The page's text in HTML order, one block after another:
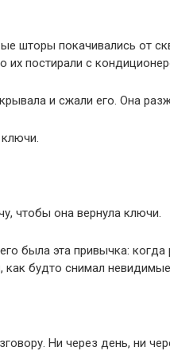
шторы покачивались от
их постирали с
и сжали его. Она
чтобы она вернула ключи.
была эта привычка:
как будто снимал
Ни через день, ни